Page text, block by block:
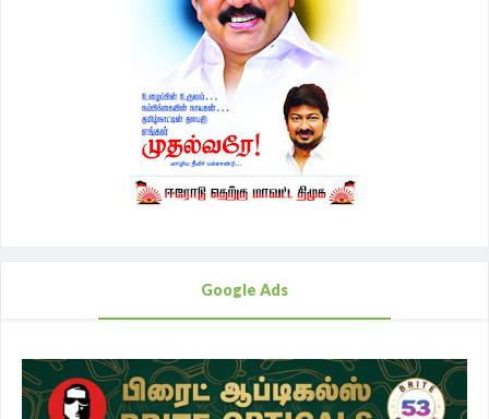
Google Ads